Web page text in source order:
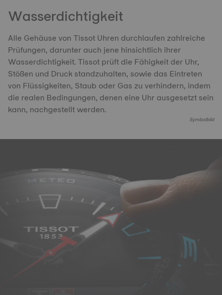
Wasserdichtigkeit
Alle Gehäuse von Tissot Uhren durchlaufen zahlreiche
Prüfungen, darunter auch jene hinsichtlich ihrer
Wasserdichtigkeit. Tissot prüft die Fähigkeit der Uhr,
Stößen und Druck standzuhalten, sowie das Eintreten
von Flüssigkeiten, Staub oder Gas zu verhindern, indem
die realen Bedingungen, denen eine Uhr ausgesetzt sein
kann, nachgestellt werden.
Symbolbild